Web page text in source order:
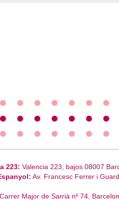
223: Valencia 223, bajos 08007
Av. Francesc Ferrer i
Carrer Major de Sarrià nº 74,